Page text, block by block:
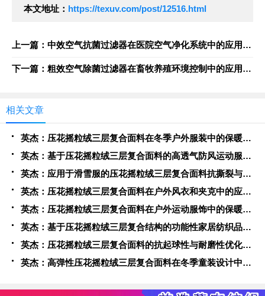
本文地址： https://texuv.com/post/12516.html
上一篇：中效空气抗菌过滤器在医院空气净化系统中的应用研究
下一篇：粗效空气除菌过滤器在畜牧养殖环境控制中的应用探索
相关文章
英杰：压花摇粒绒三层复合面料在冬季户外服装中的保暖性能优化研究
英杰：基于压花摇粒绒三层复合面料的高透气防风运动服饰开发
英杰：应用于滑雪服的压花摇粒绒三层复合面料抗撕裂与耐磨性提升技术
英杰：压花摇粒绒三层复合面料在户外风衣和夹克中的应用与性能
英杰：压花摇粒绒三层复合面料在户外运动服饰中的保暖与透气性能研究
英杰：基于压花摇粒绒三层复合结构的功能性家居纺织品开发与应用
英杰：压花摇粒绒三层复合面料的抗起球性与耐磨性优化技术分析
英杰：高弹性压花摇粒绒三层复合面料在冬季童装设计中的应用实践